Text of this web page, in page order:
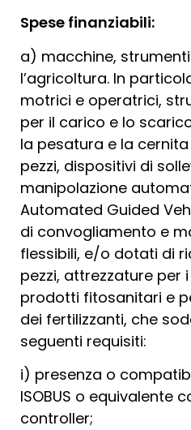
Spese finanziabili:
a) macchine,
l’agricoltura. In
motrici e operatrici,
per il carico e lo
la pesatura e la
pezzi, dispositivi di
manipolazione
Automated Guided
di convogliamento e
flessibili, e/o dotati di
pezzi, attrezzature per
prodotti fitosanitari e
dei fertilizzanti, che
seguenti requisiti:
i) presenza o
ISOBUS o equivalente
controller;